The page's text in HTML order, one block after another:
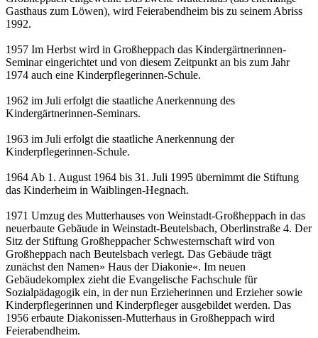
Gasthaus zum Löwen), wird Feierabendheim bis zu seinem Abriss
1992.
1957 Im Herbst wird in Großheppach das Kindergärtnerinnen-
Seminar eingerichtet und von diesem Zeitpunkt an bis zum Jahr
1974 auch eine Kinderpflegerinnen-Schule.
1962 im Juli erfolgt die staatliche Anerkennung des
Kindergärtnerinnen-Seminars.
1963 im Juli erfolgt die staatliche Anerkennung der
Kinderpflegerinnen-Schule.
1964 Ab 1. August 1964 bis 31. Juli 1995 übernimmt die Stiftung
das Kinderheim in Waiblingen-Hegnach.
1971 Umzug des Mutterhauses von Weinstadt-Großheppach in das
neuerbaute Gebäude in Weinstadt-Beutelsbach, Oberlinstraße 4. Der
Sitz der Stiftung Großheppacher Schwesternschaft wird von
Großheppach nach Beutelsbach verlegt. Das Gebäude trägt
zunächst den Namen» Haus der Diakonie«. Im neuen
Gebäudekomplex zieht die Evangelische Fachschule für
Sozialpädagogik ein, in der nun Erzieherinnen und Erzieher sowie
Kinderpflegerinnen und Kinderpfleger ausgebildet werden. Das
1956 erbaute Diakonissen-Mutterhaus in Großheppach wird
Feierabendheim.